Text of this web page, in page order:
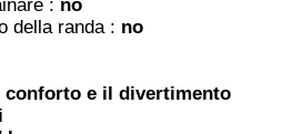
: no
della randa : no
e il divertimento